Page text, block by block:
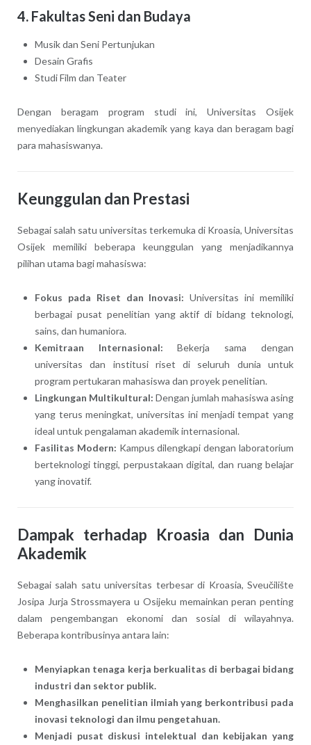
4. Fakultas Seni dan Budaya
Musik dan Seni Pertunjukan
Desain Grafis
Studi Film dan Teater
Dengan beragam program studi ini, Universitas Osijek
menyediakan lingkungan akademik yang kaya dan beragam bagi
para mahasiswanya.
Keunggulan dan Prestasi
Sebagai salah satu universitas terkemuka di Kroasia, Universitas
Osijek memiliki beberapa keunggulan yang menjadikannya
pilihan utama bagi mahasiswa:
Fokus pada Riset dan Inovasi: Universitas ini memiliki
berbagai pusat penelitian yang aktif di bidang teknologi,
sains, dan humaniora.
Kemitraan Internasional: Bekerja sama dengan
universitas dan institusi riset di seluruh dunia untuk
program pertukaran mahasiswa dan proyek penelitian.
Lingkungan Multikultural: Dengan jumlah mahasiswa asing
yang terus meningkat, universitas ini menjadi tempat yang
ideal untuk pengalaman akademik internasional.
Fasilitas Modern: Kampus dilengkapi dengan laboratorium
berteknologi tinggi, perpustakaan digital, dan ruang belajar
yang inovatif.
Dampak terhadap Kroasia dan Dunia
Akademik
Sebagai salah satu universitas terbesar di Kroasia, Sveučilište
Josipa Jurja Strossmayera u Osijeku memainkan peran penting
dalam pengembangan ekonomi dan sosial di wilayahnya.
Beberapa kontribusinya antara lain:
Menyiapkan tenaga kerja berkualitas di berbagai bidang
industri dan sektor publik.
Menghasilkan penelitian ilmiah yang berkontribusi pada
inovasi teknologi dan ilmu pengetahuan.
Menjadi pusat diskusi intelektual dan kebijakan yang